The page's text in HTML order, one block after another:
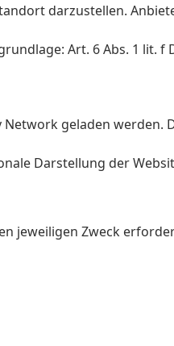
darzustellen.
Art. 6 Abs. 1 lit. f
geladen werden.
Darstellung der
jeweiligen Zweck